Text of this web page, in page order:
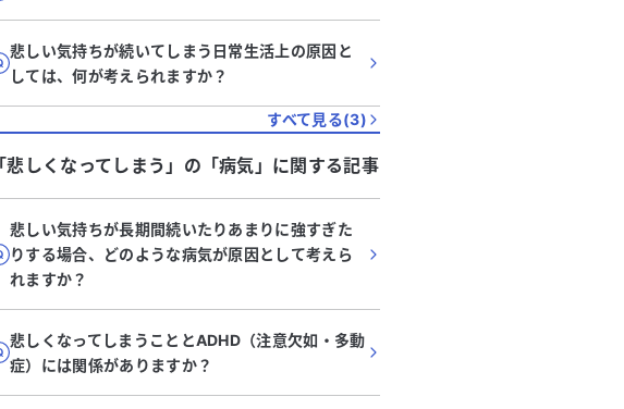
らず、休みの日は一日中眠って過ごしてい
ます。仕事から帰ると何もする気が起き
ず、風呂にも入らない日が続いています。
昨年11月に適応障害と診断され、3月まで
治療を受けました。4月から新しい職場で
なっています。
続きを見る
悲しい気持ちが続いてしまう日常生活上の原因と
しては、何が考えられますか？
すべて見る(3)
「悲しくなってしまう」 の「病気 」に関する記事
悲しい気持ちが長期間続いたりあまりに強すぎた
りする場合、どのような病気が原因として考えら
れますか？
悲しくなってしまうこととADHD（注意欠如・多動
症）には関係がありますか？